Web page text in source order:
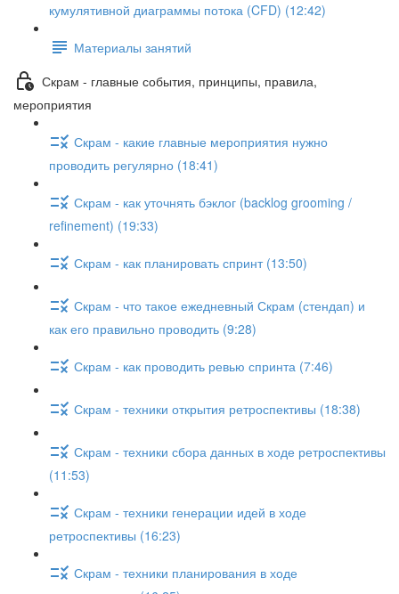
кумулятивной диаграммы потока (CFD) (12:42)
Материалы занятий
Скрам - главные события, принципы, правила,
мероприятия
Скрам - какие главные мероприятия нужно
проводить регулярно (18:41)
Скрам - как уточнять бэклог (backlog grooming /
refinement) (19:33)
Скрам - как планировать спринт (13:50)
Скрам - что такое ежедневный Скрам (стендап) и
как его правильно проводить (9:28)
Скрам - как проводить ревью спринта (7:46)
Скрам - техники открытия ретроспективы (18:38)
Скрам - техники сбора данных в ходе ретроспективы
(11:53)
Скрам - техники генерации идей в ходе
ретроспективы (16:23)
Скрам - техники планирования в ходе